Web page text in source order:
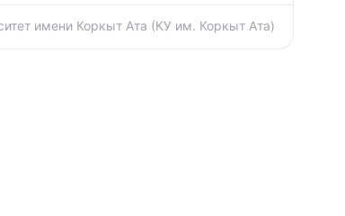
имени Коркыт Ата (КУ им. Коркыт Ата)